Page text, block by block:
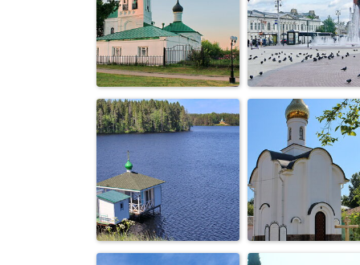
Петергоф
фонтаны
Петергофа
вечер во
Владимире
город